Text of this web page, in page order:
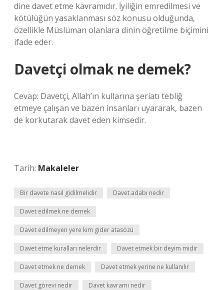
dine davet etme kavramıdır. İyiliğin emredilmesi ve
kötülüğün yasaklanması söz konusu olduğunda,
özellikle Müslüman olanlara dinin öğretilme biçimini
ifade eder.
Davetçi olmak ne demek?
Cevap: Davetçi, Allah’ın kullarına şeriatı tebliğ
etmeye çalışan ve bazen insanları uyararak, bazen
de korkutarak davet eden kimsedir.
Tarih: Makaleler
Bir davete nasıl gidilmelidir Davet adabı nedir
Davet edilmek ne demek
Davet edilmeyen yere kim gider atasözü
Davet etme kuralları nelerdir Davet etmek bir deyim midir
Davet etmek ne demek Davet etmek yerine ne kullanılır
Davet görevi nedir Davet kavramı nedir